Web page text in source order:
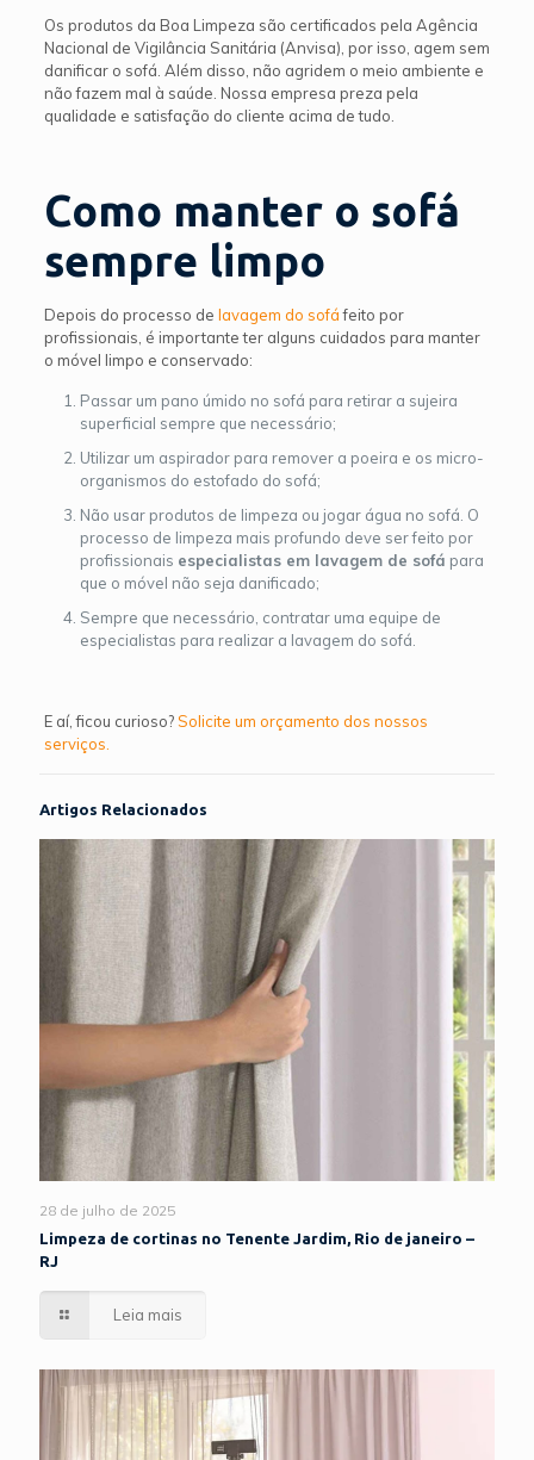
Os produtos da Boa Limpeza são certificados pela Agência
Nacional de Vigilância Sanitária (Anvisa), por isso, agem sem
danificar o sofá. Além disso, não agridem o meio ambiente e
não fazem mal à saúde. Nossa empresa preza pela
qualidade e satisfação do cliente acima de tudo.
Como manter o sofá
sempre limpo
Depois do processo de lavagem do sofáfeito por
profissionais, é importante ter alguns cuidados para manter
o móvel limpo e conservado:
Passar um pano úmido no sofá para retirar a sujeira
superficial sempre que necessário;
Utilizar um aspirador para remover a poeira e os micro-
organismos do estofado do sofá;
Não usar produtos de limpeza ou jogar água no sofá. O
processo de limpeza mais profundo deve ser feito por
profissionais especialistas em lavagem de sofá para
que o móvel não seja danificado;
Sempre que necessário, contratar uma equipe de
especialistas para realizar a lavagem do sofá.
E aí, ficou curioso?Solicite um orçamento dos nossos
serviços.
Artigos Relacionados
28 de julho de 2025
Limpeza de cortinas no Tenente Jardim, Rio de janeiro –
RJ
Leia mais